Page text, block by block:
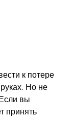
Но не
вы
принять